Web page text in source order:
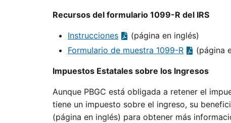
Recursos del formulario 1099-R del IRS
Instrucciones
(página en inglés)
Formulario de muestra 1099-R
(página
Impuestos Estatales sobre los Ingresos
Aunque PBGC está obligada a retener el
tiene un impuesto sobre el ingreso, su
(página en inglés) para obtener más